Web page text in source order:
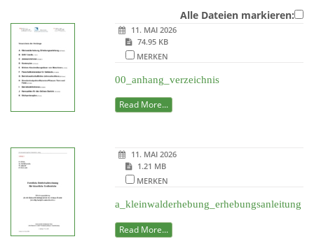
Alle Dateien markieren:
11. MAI 2026
74.95 KB
MERKEN
00_anhang_verzeichnis
Read More...
11. MAI 2026
1.21 MB
MERKEN
a_kleinwalderhebung_erhebungsanleitung
Read More...